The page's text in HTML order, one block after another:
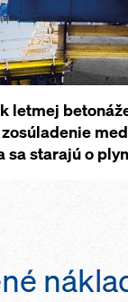
letmej
sa starajú o